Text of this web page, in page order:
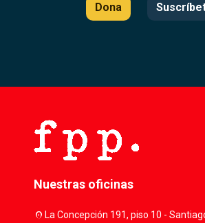
Dona
Nuestras oficinas
location_onLa Concepción 191, piso 10 -